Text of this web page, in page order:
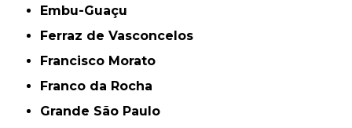
Embu-Guaçu
Ferraz de Vasconcelos
Francisco Morato
Franco da Rocha
Grande São Paulo